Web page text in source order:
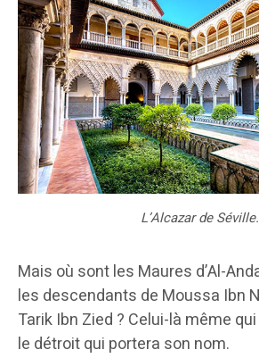
L’Alcazar de Séville.
Mais où sont les Maures d’Al-
les descendants de Moussa Ibn
Tarik Ibn Zied ? Celui-là même
le détroit qui portera son nom.